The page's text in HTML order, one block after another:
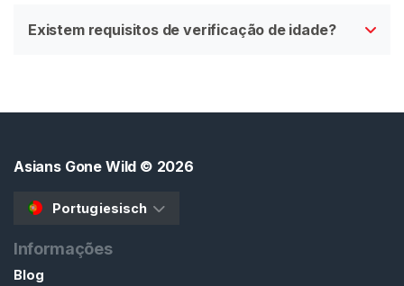
Existem requisitos de verificação de idade?
Asians Gone Wild © 2026
Portugiesisch
Informações
Blog